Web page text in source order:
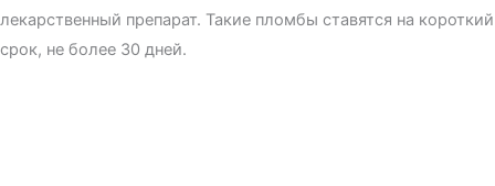
лекарственный препарат. Такие пломбы ставятся на короткий
срок, не более 30 дней.